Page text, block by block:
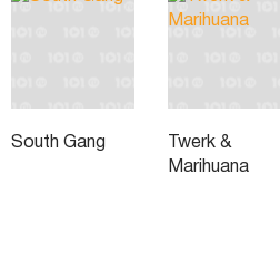
South Gang
Twerk &
Marihuana